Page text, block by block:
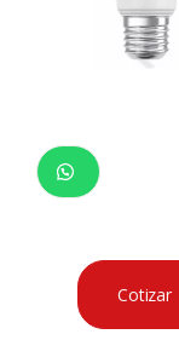
Cotizar